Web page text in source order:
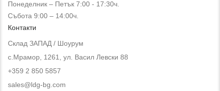
Понеделник – Петък 7:00 - 17:30ч.
Събота 9:00 – 14:00ч.
Контакти
Склад ЗАПАД / Шоурум
с.Мрамор, 1261, ул. Васил Левски 88
+359 2 850 5857
sales@ldg-bg.com